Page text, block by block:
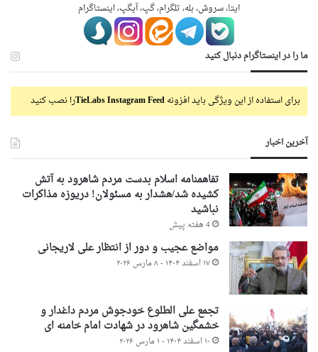
ایتا، سروش، بله، تلگرام، گپ، آیگپ، اینستاگرام
ما را در اینستاگرام دنبال کنید
برای استفاده از این ویژگی باید افزونهTieLabs Instagram Feedرا نصب کنید
آخرین اخبار
تفاهمنامه اسلام بدست مردم شاهرود به آتش
کشیده شد/هشدار به مسئولان! دریوزه مذاکرات
نباشید
4 هفته پیش
مواضع عجیب و دور از انتظار علی لاریجانی
۱۷ اسفند ۱۴۰۴ - ۸ مارس ۲۰۲۶
تجمع علی الطلوع خودجوش مردم داغدار و
خشمگین شاهرود در شهادت امام خامنه ای
۱۰ اسفند ۱۴۰۴ - ۱ مارس ۲۰۲۶